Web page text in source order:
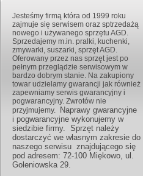
Jesteśmy firmą która od 1999 roku
zajmuje się serwisem oraz sptrzedażą
nowego i używanego sprzętu AGD.
Sprzedajemy m.in. pralki, kuchenki,
zmywarki, suszarki, sprzęt AGD.
Oferowany przez nas sprzęt jest po
pełnym przeglądzie serwisowym w
bardzo dobrym stanie. Na zakupiony
towar udzielamy gwarancji jak również
zapewniamy serwis gwarancyjny i
pogwarancyjny. Zwrotów nie
przyjmujemy.
Naprawy gwarancyjne
i pogwarancyjne wykonujemy w
siedzibie firmy. Sprzęt należy
dostarczyć we własnym zakresie do
naszego serwisu znajdującego się
pod adresem: 72-100 Miękowo, ul.
Goleniowska 29.